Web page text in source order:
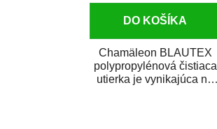
DO KOŠÍKA
Chamäleon BLAUTEX
polypropylénová čistiaca
utierka je vynikajúca na